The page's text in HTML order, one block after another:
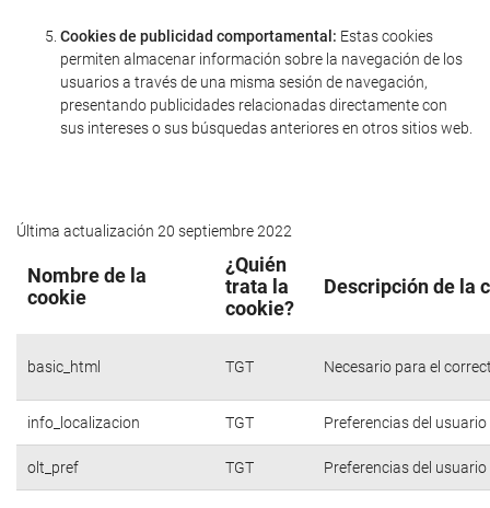
Cookies de publicidad comportamental: Estas cookies
permiten almacenar información sobre la navegación de los
usuarios a través de una misma sesión de navegación,
presentando publicidades relacionadas directamente con
sus intereses o sus búsquedas anteriores en otros sitios web.
Última actualización 20 septiembre 2022
Nombre de la
cookie
¿Quién
trata la
cookie?
Descripción de la
basic_html TGT Necesario para el
info_localizacion TGT Preferencias del
olt_pref TGT Preferencias del